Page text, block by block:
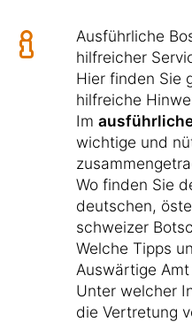
Ausführliche
hilfreicher
Hier finden Sie
hilfreiche
Im
wichtige und
Wo finden Sie
deutschen,
schweizer
Welche Tipps
Auswärtige
Unter welcher
die Vertretung